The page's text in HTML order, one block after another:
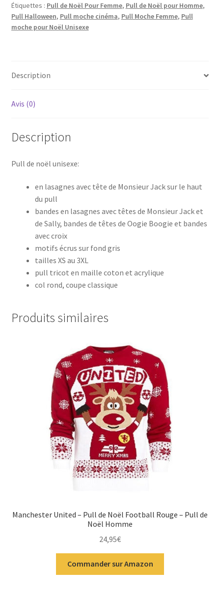
Étiquettes : Pull de Noël Pour Femme, Pull de Noël pour Homme,
Pull Halloween, Pull moche cinéma, Pull Moche Femme, Pull
moche pour Noël Unisexe
Description
Avis (0)
Description
Pull de noël unisexe:
en lasagnes avec tête de Monsieur Jack sur le haut
du pull
bandes en lasagnes avec têtes de Monsieur Jack et
de Sally, bandes de têtes de Oogie Boogie et bandes
avec croix
motifs écrus sur fond gris
tailles XS au 3XL
pull tricot en maille coton et acrylique
col rond, coupe classique
Produits similaires
Manchester United – Pull de Noël Football Rouge – Pull de
Noël Homme
24,95€
Commander sur Amazon